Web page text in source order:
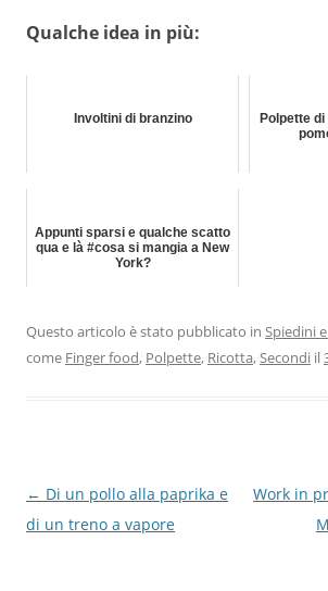
Qualche idea in più:
Involtini di branzino
Polpette di
Appunti sparsi e qualche scatto
qua e là #cosa si mangia a New
York?
Questo articolo è stato pubblicato in Spiedini
come Finger food, Polpette, Ricotta,Secondi il
Navigazione
articolo
← Di un pollo alla paprika e
di un treno a vapore
Work in